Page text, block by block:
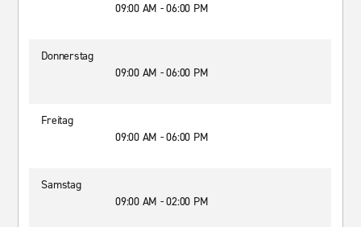
09:00 AM - 06:00 PM
Donnerstag
09:00 AM - 06:00 PM
Freitag
09:00 AM - 06:00 PM
Samstag
09:00 AM - 02:00 PM